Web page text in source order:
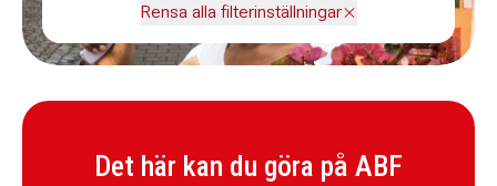
Rensa alla filterinställningar
Det här kan du göra på ABF